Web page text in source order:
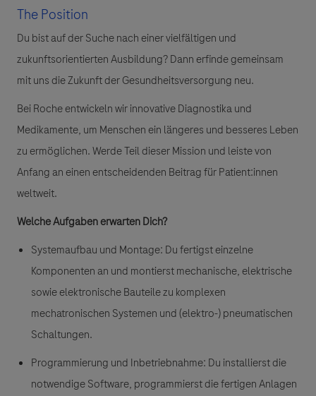
The Position
Du bist auf der Suche nach einer vielfältigen und
zukunftsorientierten Ausbildung?Dann erfinde gemeinsam
mit uns die Zukunft der Gesundheitsversorgung neu.
Bei Roche entwickeln wir innovative Diagnostika und
Medikamente, um Menschen ein längeres und besseres Leben
zu ermöglichen. Werde Teil dieser Mission und leiste von
Anfang an einen entscheidenden Beitrag für Patient:innen
weltweit.
Welche Aufgaben erwarten Dich?
Systemaufbau und Montage: Du fertigst einzelne
Komponenten an und montierst mechanische, elektrische
sowie elektronische Bauteile zu komplexen
mechatronischen Systemen und (elektro-) pneumatischen
Schaltungen.
Programmierung und Inbetriebnahme: Du installierst die
notwendige Software, programmierst die fertigen Anlagen